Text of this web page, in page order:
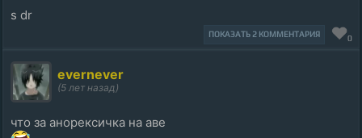
s dr
ПОКАЗАТЬ 2 КОММЕНТАРИЯ 0
evernever
(5 лет назад)
что за анорексичка на аве